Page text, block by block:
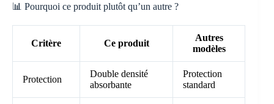
📊 Pourquoi ce produit plutôt qu’un autre ?
Critère Ce produit
Autres
modèles
Protection
Double densité
absorbante
Protection
standard